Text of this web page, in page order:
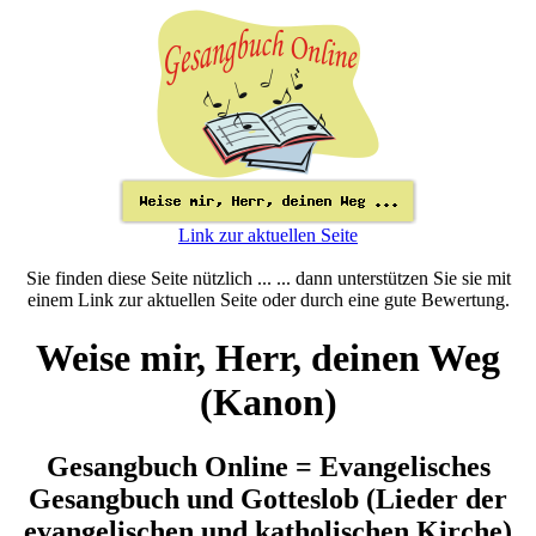
Link zur aktuellen Seite
Sie finden diese Seite nützlich ... ... dann unterstützen Sie sie mit
einem Link zur aktuellen Seite oder durch eine gute Bewertung.
Weise mir, Herr, deinen Weg
(Kanon)
Gesangbuch Online = Evangelisches
Gesangbuch und Gotteslob (Lieder der